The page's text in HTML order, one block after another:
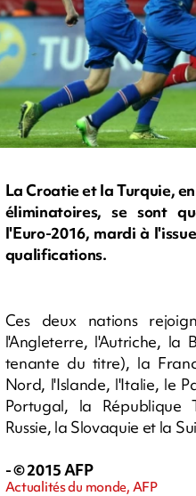
La Croatie et la Turquie,
éliminatoires, se sont
l'Euro-2016, mardi à
qualifications.
Ces deux nations
l'Angleterre, l'Autriche, la
tenante du titre), la
Nord, l'Islande, l'Italie, le
Portugal, la République
Russie, la Slovaquie et la
- © 2015 AFP
Actualités du monde, AFP